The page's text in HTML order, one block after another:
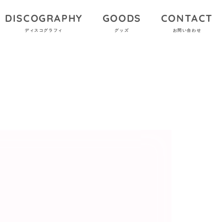
DISCOGRAPHY
ディスコグラフィ
GOODS
グッズ
CONTACT
お問い合わせ